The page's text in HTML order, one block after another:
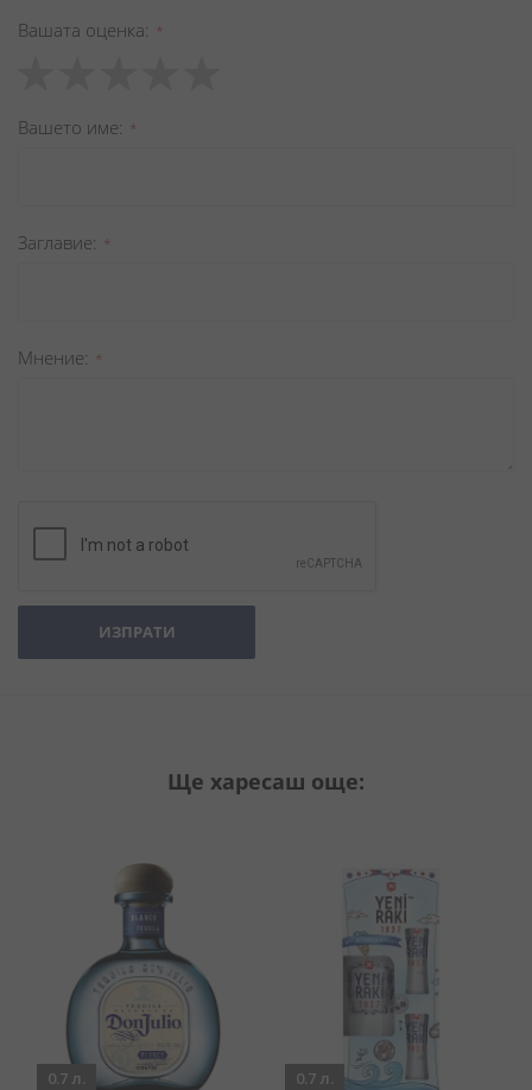
Вашата оценка
star
stars
stars
stars
stars
Вашето име
Заглавиe
Мнение
ИЗПРАТИ
Ще харесаш още:
0.7 л. 0.7 л.